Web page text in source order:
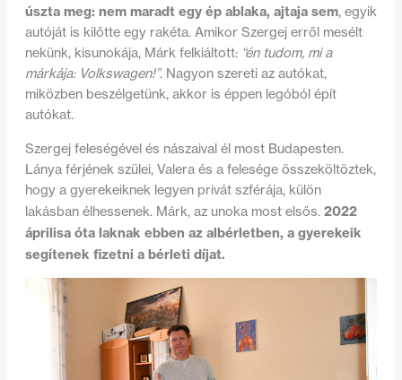
úszta meg: nem maradt egy ép ablaka, ajtaja sem, egyik
autóját is kilőtte egy rakéta. Amikor Szergej erről mesélt
nekünk, kisunokája, Márk felkiáltott: “én tudom, mi a
márkája: Volkswagen!”. Nagyon szereti az autókat,
miközben beszélgetünk, akkor is éppen legóból épít
autókat.
Szergej feleségével és nászaival él most Budapesten.
Lánya férjének szülei, Valera és a felesége összeköltöztek,
hogy a gyerekeiknek legyen privát szférája, külön
lakásban élhessenek. Márk, az unoka most elsős. 2022
áprilisa óta laknak ebben az albérletben, a gyerekeik
segítenek fizetni a bérleti díjat.